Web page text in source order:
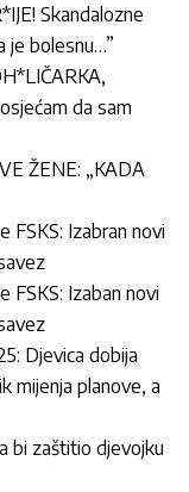
Skandalozne
je bolesnu…”
da sam
ŽENE: „KADA
FSKS: Izabran novi
FSKS: Izaban novi
Djevica dobija
mijenja planove, a
bi zaštitio djevojku